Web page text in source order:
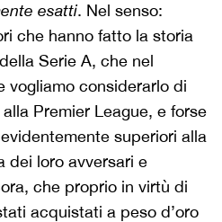
esatti. Nel senso:
che hanno fatto la storia
Serie A, che nel
vogliamo considerarlo di
Premier League, e forse
superiori alla
dei loro avversari e
che proprio in virtù di
acquistati a peso d’oro